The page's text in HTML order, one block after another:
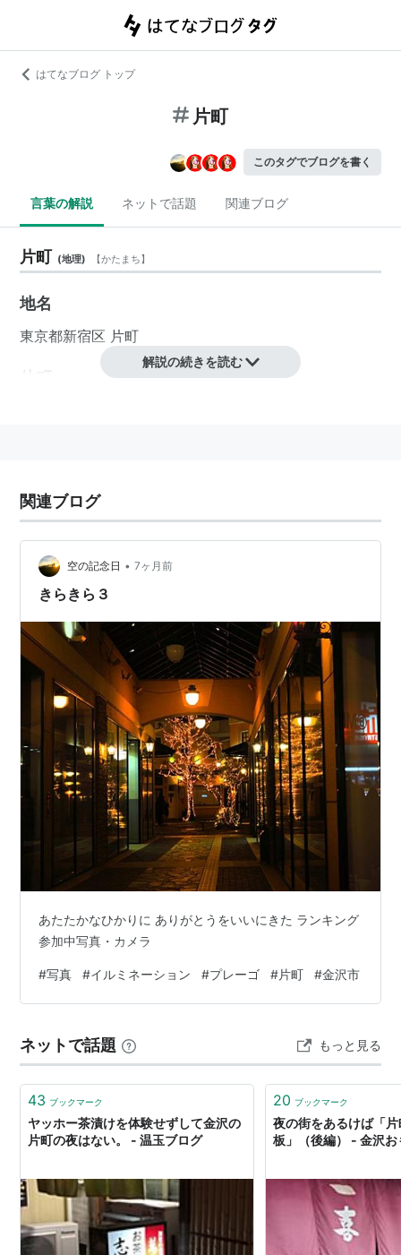
はてなブログ トップ
片町
このタグでブログを書く
言葉の解説 ネットで話題 関連ブログ
片町 (地理) 【かたまち】
地名
東京都新宿区 片町
かたまち】
〒999-6838 山形県飽海郡松山町片町
〒960-0461 福島県伊達郡伊達町片町
〒979-0514 福島県双葉郡楢葉町下小塙片町
〒300-1513 茨城県北相馬郡藤代町片町
〒183-0021 東京都府中市片町１
〒183-0021 東京都府中市片町２
〒183-0021 東京都府中市片町３
〒958-0872 新潟県村上市片町
〒943-0611 新潟県上越市片町
〒940-2502 新潟県三島郡寺泊町寺泊片町
〒920-0981 石川県金沢市片町１
〒920-0981 石川県金沢市片町２*1
〒496-0826 愛知県津島市片町１
〒496-0826 愛知県津島市片町２
〒452-0024 愛知県西春日井郡西枇杷島町片町
〒511-0081 三重県桑名市片町
〒534-0025 大阪府大阪市都島区片町１
〒534-0025 大阪府大阪市都島区片町２
〒856-0833 長崎県大村市片町
*1:タワレコなど
解説の続きを読む
関連ブログ
空の記念日 • 7ヶ月前
きらきら３
あたたかなひかりに ありがとうをいいにきた ランキング
参加中写真・カメラ
#写真 #イルミネーション #プレーゴ #片町 #金沢市
ネットで話題 もっと見る
43 ブックマーク
ヤッホー茶漬けを体験せずして金沢の
片町の夜はない。 - 温玉ブログ
20 ブックマーク
夜の街をあるけば「
板」（後編） - 金沢